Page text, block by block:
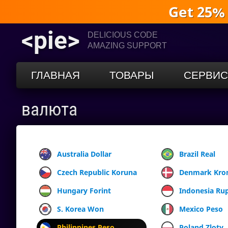
Get
<pie>
DELICIOUS CODE
AMAZING SUPPORT
ГЛАВНАЯ ТОВАРЫ
валюта
Australia Dollar Brazil Real
Czech Republic Koruna
Denmark
Hungary Forint
Indonesia
S. Korea Won
Mexico Peso